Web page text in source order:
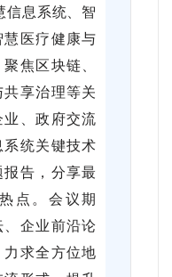
信息系统、智
医疗健康与
焦区块链、
享治理等关
、政府交流
统关键技术
告，分享最
点。会议期
企业前沿论
求全方位地